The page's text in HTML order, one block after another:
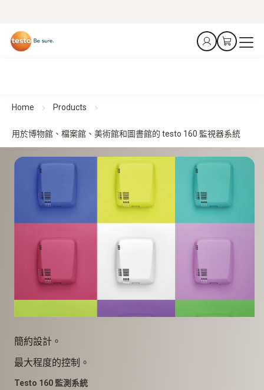
Home Products
用於博物館、檔案館、美術館和圖書館的 testo 160 監視器系統
簡約設計。
最大程度的控制。
Testo 160 監測系統